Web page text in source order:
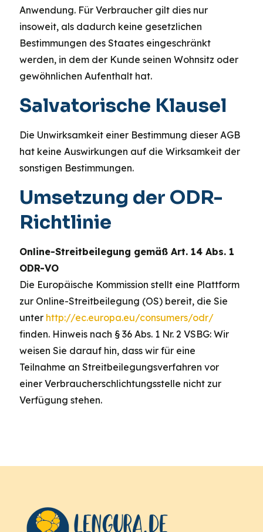
Anwendung. Für Verbraucher gilt dies nur
insoweit, als dadurch keine gesetzlichen
Bestimmungen des Staates eingeschränkt
werden, in dem der Kunde seinen Wohnsitz oder
gewöhnlichen Aufenthalt hat.
Salvatorische Klausel
Die Unwirksamkeit einer Bestimmung dieser AGB
hat keine Auswirkungen auf die Wirksamkeit der
sonstigen Bestimmungen.
Umsetzung der ODR-
Richtlinie
Online-Streitbeilegung gemäß Art. 14 Abs. 1
ODR-VO
Die Europäische Kommission stellt eine Plattform
zur Online-Streitbeilegung (OS) bereit, die Sie
unter http://ec.europa.eu/consumers/odr/
finden. Hinweis nach § 36 Abs. 1 Nr. 2 VSBG: Wir
weisen Sie darauf hin, dass wir für eine
Teilnahme an Streitbeilegungsverfahren vor
einer Verbraucherschlichtungsstelle nicht zur
Verfügung stehen.